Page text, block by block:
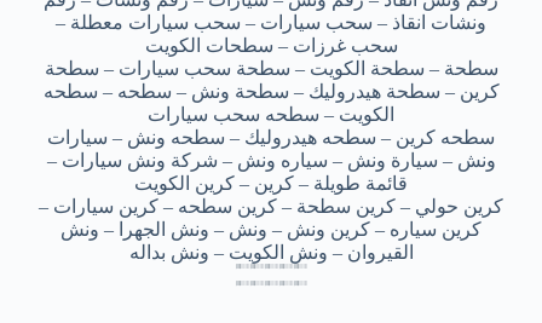
ونشات انقاذ – سحب سيارات – سحب سيارات معطلة –
سحب غرزات – سطحات الكويت
سطحة – سطحة الكويت – سطحة سحب سيارات – سطحة
كرين – سطحة هيدروليك – سطحة ونش – سطحه – سطحه
الكويت – سطحه سحب سيارات
سطحه كرين – سطحه هيدروليك – سطحه ونش – سيارات
ونش – سيارة ونش – سياره ونش – شركة ونش سيارات –
قائمة طويلة – كرين – كرين الكويت
كرين حولي – كرين سطحة – كرين سطحه – كرين سيارات –
كرين سياره – كرين ونش – ونش – ونش الجهرا – ونش
القيروان – ونش الكويت – ونش بداله